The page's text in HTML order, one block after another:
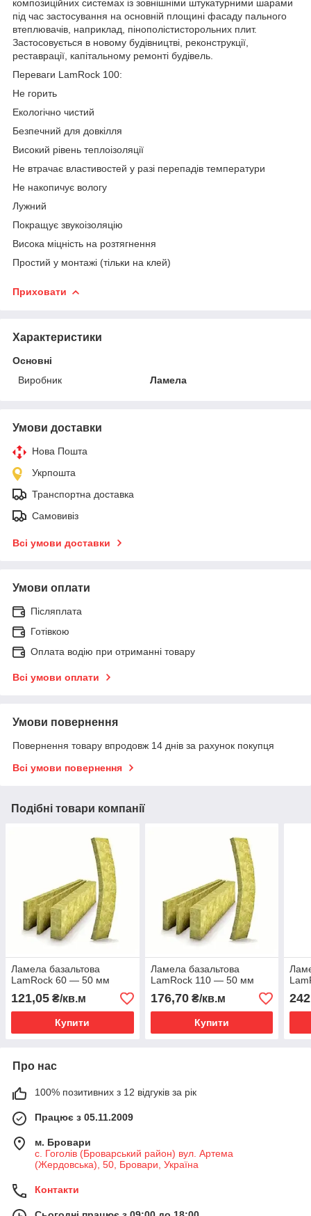
композиційних системах із зовнішніми штукатурними шарами
під час застосування на основній площині фасаду пального
втеплювачів, наприклад, пінополістисторольних плит.
Застосовується в новому будівництві, реконструкції,
реставрації, капітальному ремонті будівель.
Переваги LamRock 100:
Не горить
Екологічно чистий
Безпечний для довкілля
Високий рівень теплоізоляції
Не втрачає властивостей у разі перепадів температури
Не накопичує вологу
Лужний
Покращує звукоізоляцію
Висока міцність на розтягнення
Простий у монтажі (тільки на клей)
Приховати
Характеристики
Основні
Виробник
Ламела
Умови доставки
Нова Пошта
Укрпошта
Транспортна доставка
Самовивіз
Всі умови доставки
Умови оплати
Післяплата
Готівкою
Оплата водію при отриманні товару
Всі умови оплати
Умови повернення
Повернення товару впродовж 14 днів за рахунок покупця
Всі умови повернення
Подібні товари компанії
Ламела базальтова
LamRock 60 — 50 мм
121,05 ₴/кв.м
Купити
Ламела базальтова
LamRock 110 — 50 мм
176,70₴/кв.м
Купити
Про нас
100% позитивних з 12 відгуків за рік
Працює з 05.11.2009
м. Бровари
с. Гоголів (Броварський район) вул. Артема
(Жердовська), 50, Бровари, Україна
Контакти